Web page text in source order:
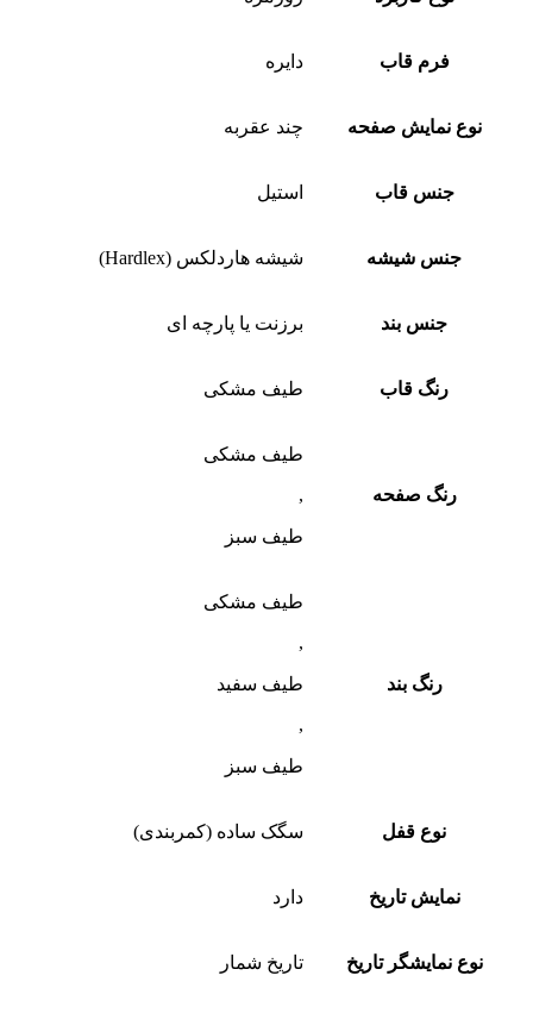
فرم قاب دایره
نوع نمایش صفحه چند عقربه
جنس قاب استیل
جنس شیشه شیشه هاردلکس (Hardlex)
جنس بند برزنت یا پارچه ای
رنگ قاب طیف مشکی
رنگ صفحه
طیف مشکی
,
طیف سبز
رنگ بند
طیف مشکی
,
طیف سفید
,
طیف سبز
نوع قفل سگک ساده (کمربندی)
نمایش تاریخ دارد
نوع نمایشگر تاریخ تاریخ شمار